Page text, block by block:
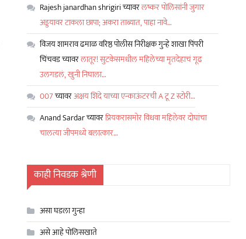
Rajesh janardhan shrigiriच्यावरलष्कर पोलिसांनी जुगार
अड्डयावर टाकला छापा; अकरा ताब्यात, पाहा नावे…
विजय शामराव ढमाळ वरिष्ठ पोलीस निरीक्षक गुन्हे शाखा पिंपरी
चिंचवडच्यावरलातूर! सुटकेसमधील महिलेच्या मृतदेहाचं गूढ
उलगडलं, खुनी निघाला…
007च्यावरअक्षय शिंदे याच्या एन्काऊंटरची A टू Z स्टोरी…
Anand Sardarच्यावरप्रियकरासमोर विधवा महिलेवर दोघांचा
चालत्या जीपमध्ये बलात्कार…
काही निवडक श्रेणी
असा घडला गुन्हा
असे आहे पोलिसखाते